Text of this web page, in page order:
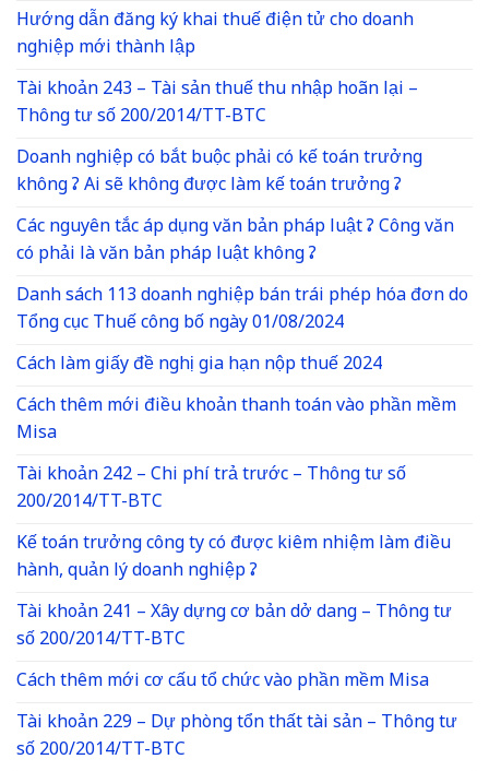
Hướng dẫn đăng ký khai thuế điện tử cho doanh
nghiệp mới thành lập
Tài khoản 243 – Tài sản thuế thu nhập hoãn lại –
Thông tư số 200/2014/TT-BTC
Doanh nghiệp có bắt buộc phải có kế toán trưởng
không ? Ai sẽ không được làm kế toán trưởng ?
Các nguyên tắc áp dụng văn bản pháp luật ? Công văn
có phải là văn bản pháp luật không ?
Danh sách 113 doanh nghiệp bán trái phép hóa đơn do
Tổng cục Thuế công bố ngày 01/08/2024
Cách làm giấy đề nghị gia hạn nộp thuế 2024
Cách thêm mới điều khoản thanh toán vào phần mềm
Misa
Tài khoản 242 – Chi phí trả trước – Thông tư số
200/2014/TT-BTC
Kế toán trưởng công ty có được kiêm nhiệm làm điều
hành, quản lý doanh nghiệp ?
Tài khoản 241 – Xây dựng cơ bản dở dang – Thông tư
số 200/2014/TT-BTC
Cách thêm mới cơ cấu tổ chức vào phần mềm Misa
Tài khoản 229 – Dự phòng tổn thất tài sản – Thông tư
số 200/2014/TT-BTC